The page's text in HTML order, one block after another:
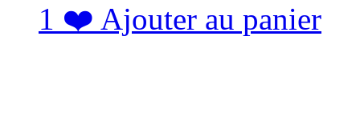
1 ❤️ Ajouter au panier